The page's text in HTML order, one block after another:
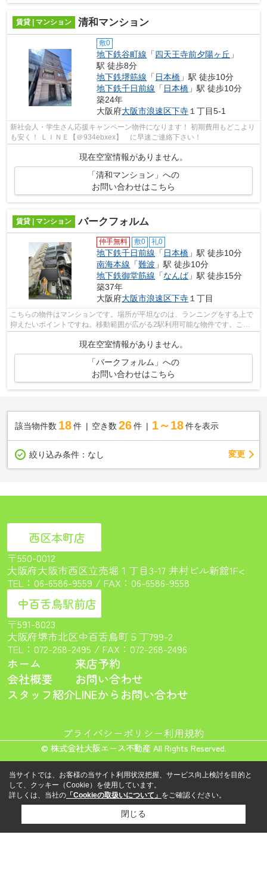
賃貸 | マンション 清和マンション
敷0
地下鉄谷町線 「四天王寺前夕陽ヶ丘 」
駅 徒歩8分
地下鉄堺筋線 「 日本橋 」駅 徒歩10分
地下鉄千日前線 「 日本橋 」駅 徒歩10分
築24年
大阪府大阪市浪速区下寺 １丁目5-1
新社会人・学生さん応援キャンペーン物件になります！ 初期費用もどこより
も安く！ ＬＩＮＥ【＠934ebxex】 に早速ご連絡下さい！
現在空室情報がありません。
「清和マンション」への
お問い合わせはこちら
賃貸 | マンション バークフォルム
仲手無料 敷0 礼0
地下鉄千日前線 「 日本橋 」駅 徒歩10分
南海本線 「難波 」駅 徒歩10分
地下鉄御堂筋線 「なんば」駅 徒歩15分
築37年
大阪府大阪市浪速区下寺１丁目
こちらの物件はマンションです。場所が平坦なのは、ランニングをする上で
抑えたいポイントですね。移動範囲が広がる2駅利用可能な物件です。こち
現在空室情報がありません。
「バークフォルム」への
お問い合わせはこちら
該当物件数 18件 空き数 26 件 1～18 件を表示
絞り込み条件： なし 変更
西区本町店
〒550-0012
大阪府大阪市西区立売堀１丁目3-17 井村ビル新館1F<
TEL： 06-6586-9559 / FAX：06-6586-9558
中百舌鳥駅前店
〒591-8023
大阪府堺市北区中百舌鳥町５丁799-2
TEL： 072-268-2495 / FAX：072-268-2496
ホーム
会社概要
スタッフ紹介
来店予約
お問い合わせ
LINEからお問い合わせ
プライバシーポリシー利用規約
© 株式会社大阪エース不動産 All Rights Reserved.
当サイトでは、お客様の当サイト利用状況把握、サービス向上検討を目的と
して、クッキー（Cookie）を使用しています。
詳しくは、当社の 「Cookieの取扱いについて」 をご確認ください。
閉じる